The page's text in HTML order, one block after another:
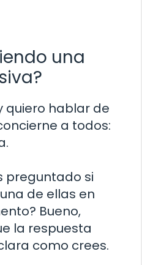
una
quiero hablar de
a todos:
preguntado si
de ellas en
Bueno,
la respuesta
como crees.